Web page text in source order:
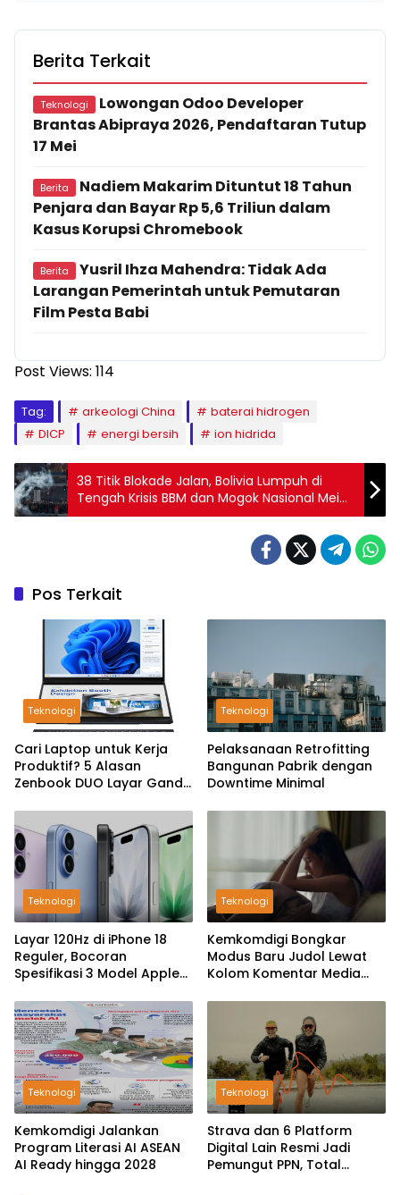
Berita Terkait
Teknologi
Lowongan Odoo Developer
Brantas Abipraya 2026, Pendaftaran Tutup
17 Mei
Berita
Nadiem Makarim Dituntut 18 Tahun
Penjara dan Bayar Rp 5,6 Triliun dalam
Kasus Korupsi Chromebook
Berita
Yusril Ihza Mahendra: Tidak Ada
Larangan Pemerintah untuk Pemutaran
Film Pesta Babi
Post Views: 114
Tag: arkeologi China
baterai hidrogen
DICP
energi bersih ion hidrida
38 Titik Blokade Jalan, Bolivia Lumpuh di
Tengah Krisis BBM dan Mogok Nasional Mei
2026
Pos Terkait
Teknologi
Cari Laptop untuk Kerja
Produktif? 5 Alasan
Zenbook DUO Layar Ganda
Teknologi
Pelaksanaan Retrofitting
Bangunan Pabrik dengan
Downtime Minimal
Teknologi
Layar 120Hz di iPhone 18
Reguler, Bocoran
Spesifikasi 3 Model Apple
Teknologi
Kemkomdigi Bongkar
Modus Baru Judol Lewat
Kolom Komentar Media
Teknologi
Kemkomdigi Jalankan
Program Literasi AI ASEAN
AI Ready hingga 2028
Teknologi
Strava dan 6 Platform
Digital Lain Resmi Jadi
Pemungut PPN, Total